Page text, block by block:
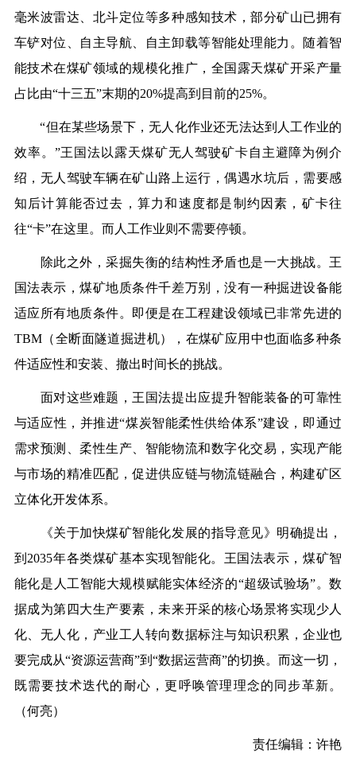
毫米波雷达、北斗定位等多种感知技术，部分矿山已拥有
车铲对位、自主导航、自主卸载等智能处理能力。随着智
能技术在煤矿领域的规模化推广，全国露天煤矿开采产量
占比由“十三五”末期的20%提高到目前的25%。
“但在某些场景下，无人化作业还无法达到人工作业的
效率。”王国法以露天煤矿无人驾驶矿卡自主避障为例介
绍，无人驾驶车辆在矿山路上运行，偶遇水坑后，需要感
知后计算能否过去，算力和速度都是制约因素，矿卡往
往“卡”在这里。而人工作业则不需要停顿。
除此之外，采掘失衡的结构性矛盾也是一大挑战。王
国法表示，煤矿地质条件千差万别，没有一种掘进设备能
适应所有地质条件。即便是在工程建设领域已非常先进的
TBM（全断面隧道掘进机），在煤矿应用中也面临多种条
件适应性和安装、撤出时间长的挑战。
面对这些难题，王国法提出应提升智能装备的可靠性
与适应性，并推进“煤炭智能柔性供给体系”建设，即通过
需求预测、柔性生产、智能物流和数字化交易，实现产能
与市场的精准匹配，促进供应链与物流链融合，构建矿区
立体化开发体系。
《关于加快煤矿智能化发展的指导意见》明确提出，
到2035年各类煤矿基本实现智能化。王国法表示，煤矿智
能化是人工智能大规模赋能实体经济的“超级试验场”。数
据成为第四大生产要素，未来开采的核心场景将实现少人
化、无人化，产业工人转向数据标注与知识积累，企业也
要完成从“资源运营商”到“数据运营商”的切换。而这一切，
既需要技术迭代的耐心，更呼唤管理理念的同步革新。
（何亮）
责任编辑：许艳